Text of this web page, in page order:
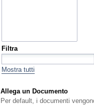
Filtra
Mostra tutti
Allega un Documento
Per default, i documenti